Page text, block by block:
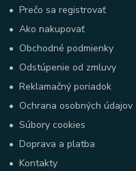
•Prečo sa registrovať
•Ako nakupovať
• Obchodné podmienky
• Odstúpenie od zmluvy
•Reklamačný poriadok
• Ochrana osobných údajov
•Súbory cookies
•Doprava a platba
•Kontakty